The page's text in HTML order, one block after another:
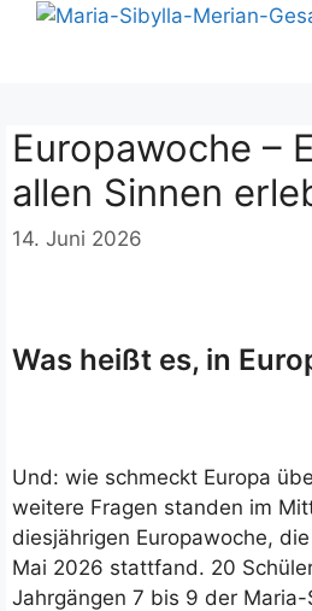
Zum
Europawoche –
allen Sinnen
14. Juni 2026
Was heißt es, in
Und: wie schmeckt Europa
weitere Fragen standen im
diesjährigen Europawoche,
Mai 2026 stattfand. 20
Jahrgängen 7 bis 9 der